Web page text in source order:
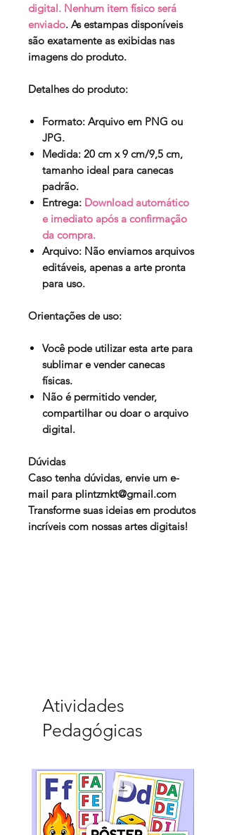
digital. Nenhum item físico será
enviado. As estampas disponíveis
são exatamente as exibidas nas
imagens do produto.
Detalhes do produto:
Formato: Arquivo em PNG ou
JPG.
Medida: 20 cm x 9 cm/9,5 cm,
tamanho ideal para canecas
padrão.
Entrega: Download automático
e imediato após a confirmação
da compra.
Arquivo: Não enviamos arquivos
editáveis, apenas a arte pronta
para uso.
Orientações de uso:
Você pode utilizar esta arte para
sublimar e vender canecas
físicas.
Não é permitido vender,
compartilhar ou doar o arquivo
digital.
Dúvidas
Caso tenha dúvidas, envie um e-
mail para plintzmkt@gmail.com
Transforme suas ideias em produtos
incríveis com nossas artes digitais!
Atividades
Pedagógicas